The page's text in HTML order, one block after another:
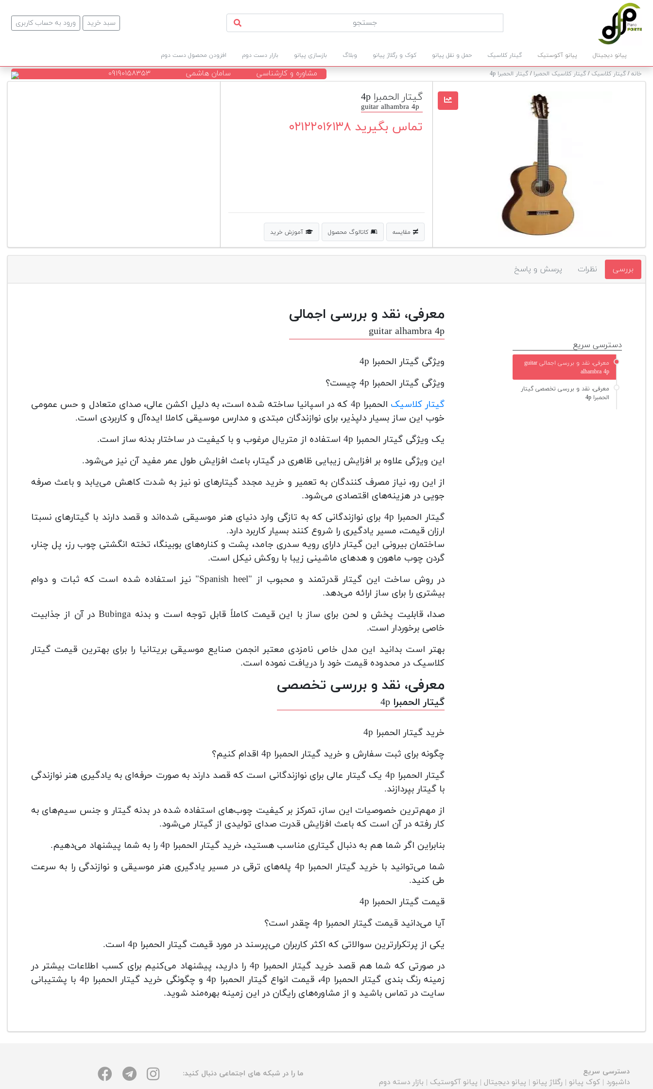
ورود به حساب کاربری سبد خرید
پیانو دیجیتال پیانو آکوستیک گیتار کلاسیک حمل و نقل پیانو کوک و رگلاژ پیانو وبلاگ بازسازی پیانو بازار دست دوم افزودن محصول دست دوم
خانه/گیتار کلاسیک /گیتار کلاسیک الحمبرا /گیتار الحمبرا 4p مشاوره و کارشناسی سامان هاشمی ۰۹۱۹۰۱۵۸۳۵۳
گیتار الحمبرا 4p
guitar alhambra 4p
تماس بگیرید ۰۲۱۲۲۰۱۶۱۳۸
مقایسه کاتالوگ محصول آموزش خرید
بررسی نظرات پرسش و پاسخ
معرفی، نقد و بررسی اجمالی
guitar alhambra 4p
ویژگی گیتار الحمبرا 4p
ویژگی گیتار الحمبرا 4p چیست؟
گیتار کلاسیک
الحمبرا 4p که در اسپانیا ساخته شده است، به دلیل اکشن عالی، صدای متعادل و حس عمومی
خوب این ساز بسیار دلپذیر، برای نوازندگان مبتدی و مدارس موسیقی کاملا ایده‌آل و کاربردی است.
یک ویژگی گیتار الحمبرا 4p استفاده از متریال مرغوب و با کیفیت در ساختار بدنه ساز است.
این ویژگی علاوه بر افزایش زیبایی ظاهری در گیتار، باعث افزایش طول عمر مفید آن نیز می‌شود.
از این رو، نیاز مصرف کنندگان به تعمیر و خرید مجدد گیتارهای نو نیز به شدت کاهش می‌یابد و باعث صرفه
جویی در هزینه‌های اقتصادی می‌شود.
گیتار الحمبرا 4p برای نوازندگانی که به تازگی وارد دنیای هنر موسیقی شده‌اند و قصد دارند با گیتارهای نسبتا
ارزان قیمت، مسیر یادگیری را شروع کنند بسیار کاربرد دارد.
ساختمان بیرونی این گیتار دارای رویه سدری جامد، پشت و کناره‌های بوبینگا، تخته انگشتی چوب رز، پل چنار،
گردن چوب ماهون و هدهای ماشینی زیبا با روکش نیکل است.
در روش ساخت این گیتار قدرتمند و محبوب از "Spanish heel" نیز استفاده شده است که ثبات و دوام
بیشتری را برای ساز ارائه می‌دهد.
صدا، قابلیت پخش و لحن برای ساز با این قیمت کاملاً قابل توجه است و بدنه Bubinga در آن از جذابیت
خاصی برخوردار است.
بهتر است بدانید این مدل خاص نامزدی معتبر انجمن صنایع موسیقی بریتانیا را برای بهترین قیمت گیتار
کلاسیک در محدوده قیمت خود را دریافت نموده است.
معرفی، نقد و بررسی تخصصی
گیتار الحمبرا 4p
خرید گیتار الحمبرا 4p
چگونه برای ثبت سفارش و خرید گیتار الحمبرا 4p اقدام کنیم؟
گیتار الحمبرا 4p یک گیتار عالی برای نوازندگانی است که قصد دارند به صورت حرفه‌ای به یادگیری هنر نوازندگی
با گیتار بپردازند.
از مهم‌ترین خصوصیات این ساز، تمرکز بر کیفیت چوب‌های استفاده شده در بدنه گیتار و جنس سیم‌های به
کار رفته در آن است که باعث افزایش قدرت صدای تولیدی از گیتار می‌شود.
بنابراین اگر شما هم به دنبال گیتاری مناسب هستید، خرید گیتار الحمبرا 4p را به شما پیشنهاد می‌دهیم.
شما می‌توانید با خرید گیتار الحمبرا 4p پله‌های ترقی در مسیر یادگیری هنر موسیقی و نوازندگی را به سرعت
طی کنید.
قیمت گیتار الحمبرا 4p
آیا می‌دانید قیمت گیتار الحمبرا 4p چقدر است؟
یکی از پرتکرارترین سوالاتی که اکثر کاربران می‌پرسند در مورد قیمت گیتار الحمبرا 4p است.
در صورتی که شما هم قصد خرید گیتار الحمبرا 4p را دارید، پیشنهاد می‌کنیم برای کسب اطلاعات بیشتر در
زمینه رنگ بندی گیتار الحمبرا 4p، قیمت انواع گیتار الحمبرا 4p و چگونگی خرید گیتار الحمبرا 4p با پشتیبانی
سایت در تماس باشید و از مشاوره‌های رایگان در این زمینه بهره‌مند شوید.
دسترسی سریع
معرفی، نقد و بررسی اجمالی guitar
alhambra 4p
معرفی، نقد و بررسی تخصصی گیتار
الحمبرا 4p
دسترسی سریع
داشبورد | کوک پیانو | رگلاژ پیانو | پیانو دیجیتال | پیانو آکوستیک | بازار دسته دوم
ما را در شبکه های اجتماعی دنبال کنید: